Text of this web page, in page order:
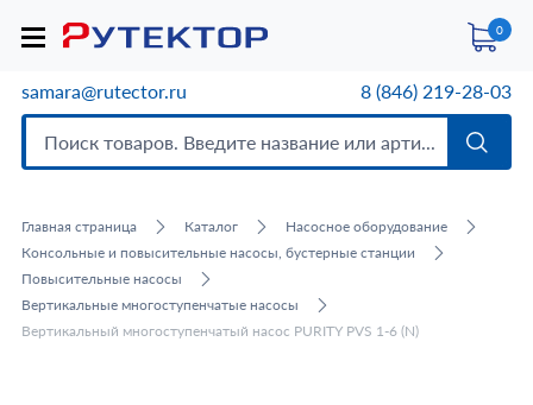
0
samara@rutector.ru 8 (846) 219-28-03
Главная страница Каталог
Насосное оборудование
Консольные и повысительные насосы, бустерные станции
Повысительные насосы
Вертикальные многоступенчатые насосы
Вертикальный многоступенчатый насос PURITY PVS 1-6 (N)